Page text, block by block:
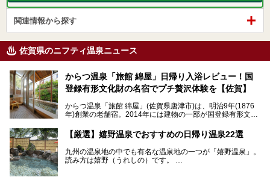
関連情報から探す
佐賀県のニフティ温泉ニュース
からつ温泉「旅館 綿屋」日帰り入浴レビュー！国
登録有形文化財の名宿でプチ贅沢体験を【佐賀】
からつ温泉「旅館 綿屋」(佐賀県唐津市)は、明治9年(1876
年)創業の老舗宿。2014年には建物の一部が国登録有形文化
しかし良質の自家源泉を所有し、日帰り入浴が可能な点はあ
まり知られていません。近寄りがたいほどの敷居の高いイメ
ージとは反して、実は温かみある接客が特徴の名宿です。
文化財のラグジュアリー名宿で、お得にプチ贅沢体験を。今
【厳選】嬉野温泉でおすすめの日帰り温泉22選
九州の温泉地の中でも有名な温泉地の一つが「嬉野温泉」。
読み方は嬉野（うれしの）です。